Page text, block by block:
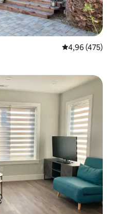
Évaluation
4,96 (475)